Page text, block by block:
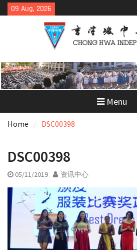
Skip
to
09 Aug, 2026
Menu
Home DSC00398
DSC00398
05/11/2019 资讯中心